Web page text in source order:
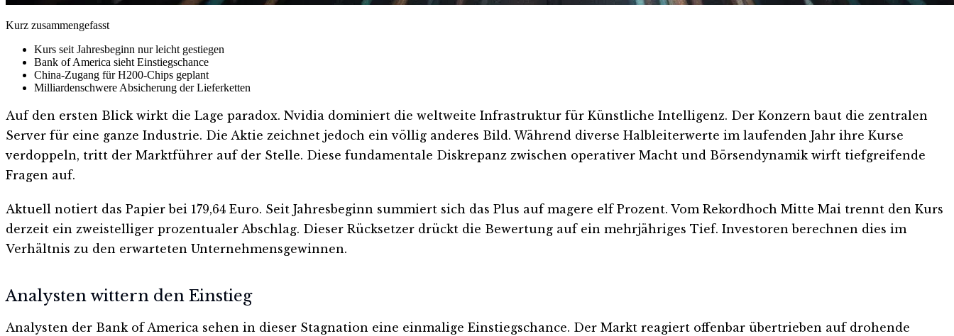
Kurz zusammengefasst
Kurs seit Jahresbeginn nur leicht gestiegen
Bank of America sieht Einstiegschance
China-Zugang für H200-Chips geplant
Milliardenschwere Absicherung der Lieferketten
Auf den ersten Blick wirkt die Lage paradox. Nvidia dominiert die weltweite Infrastruktur für Künstliche Intelligenz. Der Konzern baut die zentralen
Server für eine ganze Industrie. Die Aktie zeichnet jedoch ein völlig anderes Bild. Während diverse Halbleiterwerte im laufenden Jahr ihre Kurse
verdoppeln, tritt der Marktführer auf der Stelle. Diese fundamentale Diskrepanz zwischen operativer Macht und Börsendynamik wirft tiefgreifende
Fragen auf.
Aktuell notiert das Papier bei 179,64 Euro. Seit Jahresbeginn summiert sich das Plus auf magere elf Prozent. Vom Rekordhoch Mitte Mai trennt den Kurs
derzeit ein zweistelliger prozentualer Abschlag. Dieser Rücksetzer drückt die Bewertung auf ein mehrjähriges Tief. Investoren berechnen dies im
Verhältnis zu den erwarteten Unternehmensgewinnen.
Analysten wittern den Einstieg
Analysten der Bank of America sehen in dieser Stagnation eine einmalige Einstiegschance. Der Markt reagiert offenbar übertrieben auf drohende